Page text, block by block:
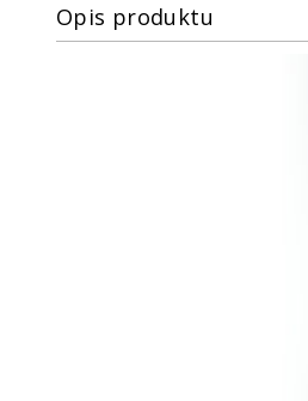
Opis produktu